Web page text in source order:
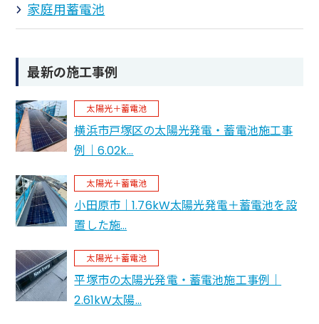
家庭用蓄電池
最新の施工事例
太陽光＋蓄電池
横浜市戸塚区の太陽光発電・蓄電池施工事
例｜6.02k…
太陽光＋蓄電池
小田原市｜1.76kW太陽光発電＋蓄電池を設
置した施…
太陽光＋蓄電池
平塚市の太陽光発電・蓄電池施工事例｜
2.61kW太陽…